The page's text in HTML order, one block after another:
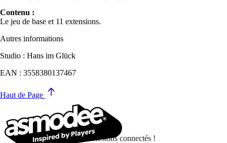
Contenu :
Le jeu de base et 11 extensions.
Autres informations
Studio : Hans im Glück
EAN : 3558380137467
Haut de Page
Restons connectés !